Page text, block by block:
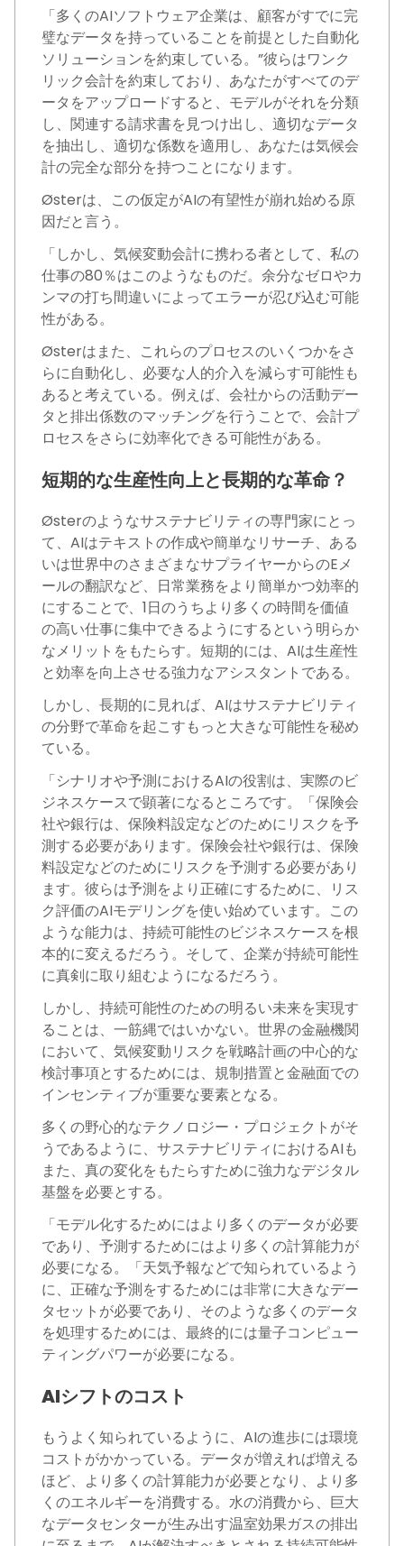
「多くのAIソフトウェア企業は、顧客がすでに完
璧なデータを持っていることを前提とした自動化
ソリューションを約束している。”彼らはワンク
リック会計を約束しており、あなたがすべてのデ
ータをアップロードすると、モデルがそれを分類
し、関連する請求書を見つけ出し、適切なデータ
を抽出し、適切な係数を適用し、あなたは気候会
計の完全な部分を持つことになります。
Østerは、この仮定がAIの有望性が崩れ始める原
因だと言う。
「しかし、気候変動会計に携わる者として、私の
仕事の80％はこのようなものだ。余分なゼロやカ
ンマの打ち間違いによってエラーが忍び込む可能
性がある。
Østerはまた、これらのプロセスのいくつかをさ
らに自動化し、必要な人的介入を減らす可能性も
あると考えている。例えば、会社からの活動デー
タと排出係数のマッチングを行うことで、会計プ
ロセスをさらに効率化できる可能性がある。
短期的な生産性向上と長期的な革命？
Østerのようなサステナビリティの専門家にとっ
て、AIはテキストの作成や簡単なリサーチ、ある
いは世界中のさまざまなサプライヤーからのEメ
ールの翻訳など、日常業務をより簡単かつ効率的
にすることで、1日のうちより多くの時間を価値
の高い仕事に集中できるようにするという明らか
なメリットをもたらす。短期的には、AIは生産性
と効率を向上させる強力なアシスタントである。
しかし、長期的に見れば、AIはサステナビリティ
の分野で革命を起こすもっと大きな可能性を秘め
ている。
「シナリオや予測におけるAIの役割は、実際のビ
ジネスケースで顕著になるところです。「保険会
社や銀行は、保険料設定などのためにリスクを予
測する必要があります。保険会社や銀行は、保険
料設定などのためにリスクを予測する必要があり
ます。彼らは予測をより正確にするために、リス
ク評価のAIモデリングを使い始めています。この
ような能力は、持続可能性のビジネスケースを根
本的に変えるだろう。そして、企業が持続可能性
に真剣に取り組むようになるだろう。
しかし、持続可能性のための明るい未来を実現す
ることは、一筋縄ではいかない。世界の金融機関
において、気候変動リスクを戦略計画の中心的な
検討事項とするためには、規制措置と金融面での
インセンティブが重要な要素となる。
多くの野心的なテクノロジー・プロジェクトがそ
うであるように、サステナビリティにおけるAIも
また、真の変化をもたらすために強力なデジタル
基盤を必要とする。
「モデル化するためにはより多くのデータが必要
であり、予測するためにはより多くの計算能力が
必要になる。「天気予報などで知られているよう
に、正確な予測をするためには非常に大きなデー
タセットが必要であり、そのような多くのデータ
を処理するためには、最終的には量子コンピュー
ティングパワーが必要になる。
AIシフトのコスト
もうよく知られているように、AIの進歩には環境
コストがかかっている。データが増えれば増える
ほど、より多くの計算能力が必要となり、より多
くのエネルギーを消費する。水の消費から、巨大
なデータセンターが生み出す温室効果ガスの排出